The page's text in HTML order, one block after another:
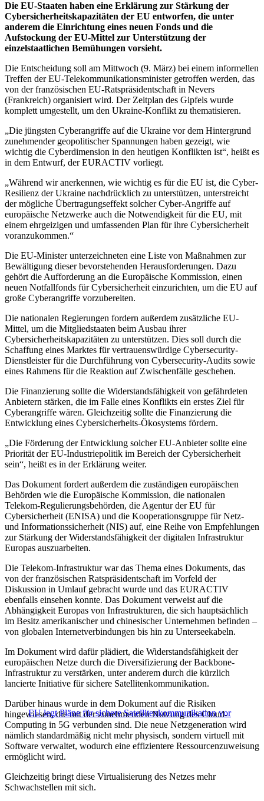
Die EU-Staaten haben eine Erklärung zur Stärkung der
Cybersicherheitskapazitäten der EU entworfen, die unter
anderem die Einrichtung eines neuen Fonds und die
Aufstockung der EU-Mittel zur Unterstützung der
einzelstaatlichen Bemühungen vorsieht.
Die Entscheidung soll am Mittwoch (9. März) bei einem informellen
Treffen der EU-Telekommunikationsminister getroffen werden, das
von der französischen EU-Ratspräsidentschaft in Nevers
(Frankreich) organisiert wird. Der Zeitplan des Gipfels wurde
komplett umgestellt, um den Ukraine-Konflikt zu thematisieren.
„Die jüngsten Cyberangriffe auf die Ukraine vor dem Hintergrund
zunehmender geopolitischer Spannungen haben gezeigt, wie
wichtig die Cyberdimension in den heutigen Konflikten ist“, heißt es
in dem Entwurf, der EURACTIV vorliegt.
„Während wir anerkennen, wie wichtig es für die EU ist, die Cyber-
Resilienz der Ukraine nachdrücklich zu unterstützen, unterstreicht
der mögliche Übertragungseffekt solcher Cyber-Angriffe auf
europäische Netzwerke auch die Notwendigkeit für die EU, mit
einem ehrgeizigen und umfassenden Plan für ihre Cybersicherheit
voranzukommen.“
Die EU-Minister unterzeichneten eine Liste von Maßnahmen zur
Bewältigung dieser bevorstehenden Herausforderungen. Dazu
gehört die Aufforderung an die Europäische Kommission, einen
neuen Notfallfonds für Cybersicherheit einzurichten, um die EU auf
große Cyberangriffe vorzubereiten.
Die nationalen Regierungen fordern außerdem zusätzliche EU-
Mittel, um die Mitgliedstaaten beim Ausbau ihrer
Cybersicherheitskapazitäten zu unterstützen. Dies soll durch die
Schaffung eines Marktes für vertrauenswürdige Cybersecurity-
Dienstleister für die Durchführung von Cybersecurity-Audits sowie
eines Rahmens für die Reaktion auf Zwischenfälle geschehen.
Die Finanzierung sollte die Widerstandsfähigkeit von gefährdeten
Anbietern stärken, die im Falle eines Konflikts ein erstes Ziel für
Cyberangriffe wären. Gleichzeitig sollte die Finanzierung die
Entwicklung eines Cybersicherheits-Ökosystems fördern.
„Die Förderung der Entwicklung solcher EU-Anbieter sollte eine
Priorität der EU-Industriepolitik im Bereich der Cybersicherheit
sein“, heißt es in der Erklärung weiter.
Das Dokument fordert außerdem die zuständigen europäischen
Behörden wie die Europäische Kommission, die nationalen
Telekom-Regulierungsbehörden, die Agentur der EU für
Cybersicherheit (ENISA) und die Kooperationsgruppe für Netz-
und Informationssicherheit (NIS) auf, eine Reihe von Empfehlungen
zur Stärkung der Widerstandsfähigkeit der digitalen Infrastruktur
Europas auszuarbeiten.
Die Telekom-Infrastruktur war das Thema eines Dokuments, das
von der französischen Ratspräsidentschaft im Vorfeld der
Diskussion in Umlauf gebracht wurde und das EURACTIV
ebenfalls einsehen konnte. Das Dokument verweist auf die
Abhängigkeit Europas von Infrastrukturen, die sich hauptsächlich
im Besitz amerikanischer und chinesischer Unternehmen befinden –
von globalen Internetverbindungen bis hin zu Unterseekabeln.
Im Dokument wird dafür plädiert, die Widerstandsfähigkeit der
europäischen Netze durch die Diversifizierung der Backbone-
Infrastruktur zu verstärken, unter anderem durch die kürzlich
lancierte Initiative für sichere Satellitenkommunikation.
EU legt Pläne für sichere Satellitenkommunikation vor
Darüber hinaus wurde in dem Dokument auf die Risiken
hingewiesen, die mit der zunehmenden Nutzung des Cloud-
Computing in 5G verbunden sind. Die neue Netzgeneration wird
nämlich standardmäßig nicht mehr physisch, sondern virtuell mit
Software verwaltet, wodurch eine effizientere Ressourcenzuweisung
ermöglicht wird.
Gleichzeitig bringt diese Virtualisierung des Netzes mehr
Schwachstellen mit sich.